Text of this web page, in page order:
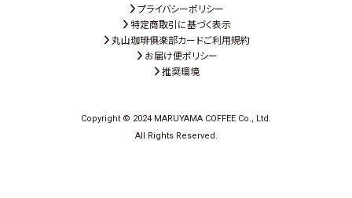
プライバシーポリシー
特定商取引に基づく表示
丸山珈琲俱楽部カードご利用規約
お届け便ポリシー
推奨環境
Copyright © 2024 MARUYAMA COFFEE Co., Ltd.
All Rights Reserved.